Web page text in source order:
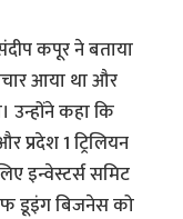
कपूर ने बताया
आया था और
उन्होंने कहा कि
प्रदेश 1 ट्रिलियन
इन्वेस्टर्स समिट
डूइंग बिजनेस को